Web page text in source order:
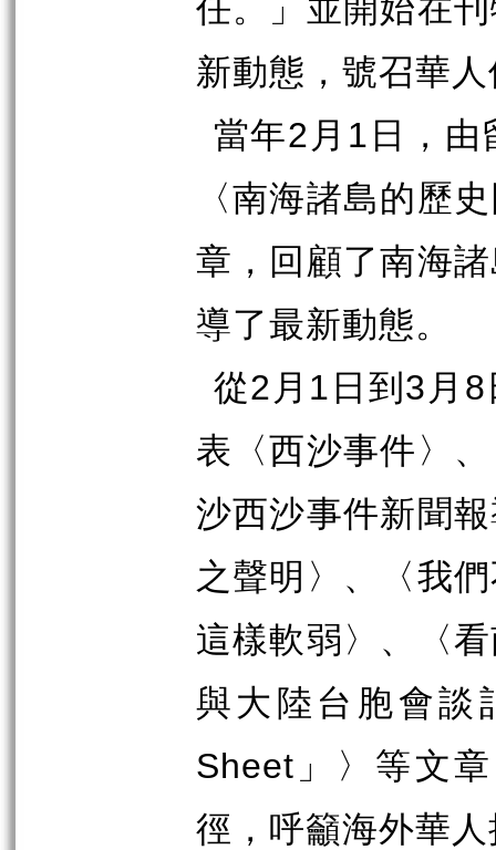
任。」並開始在
新動態，號召華
當年2 月 1 日，
〈南海諸島的歷
章，回顧了南海
導了最新動態。
從2 月 1 日到 3 月 8
表〈西沙事件〉
沙西沙事件新聞
之聲明〉、〈我
這樣軟弱〉、〈
與大陸台胞會談
Sheet 」〉等文
徑，呼籲海外華